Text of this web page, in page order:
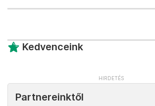
Kedvenceink
Partnereinktől